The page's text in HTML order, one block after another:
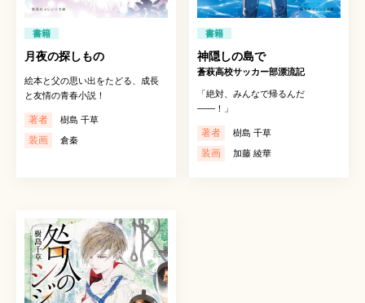
書籍
月夜の探しもの
絵本と父の思い出をたどる、成長
と友情の青春小説！
著者 樹島 千草
装画 倉秦
書籍
神隠しの島で
蒼萩高校サッカー部漂流記
「絶対、みんなで帰るんだ
――！」
著者 樹島 千草
装画 加藤 綾華